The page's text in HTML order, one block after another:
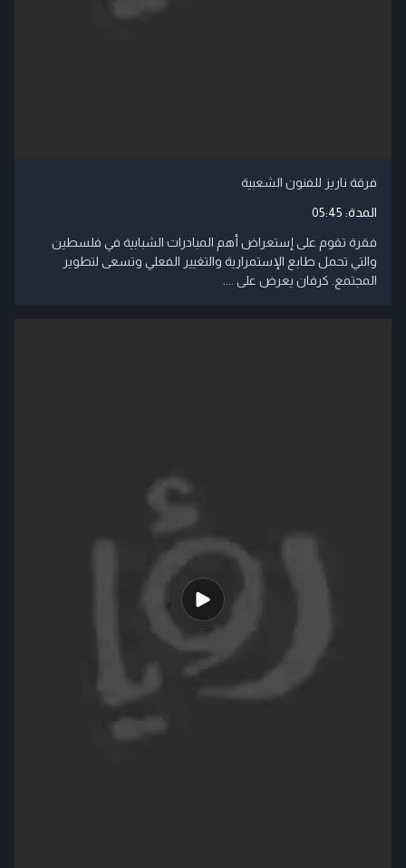
فرقة ناريز للفنون الشعبية
المدة: 05:45
فقرة تقوم على إستعراض أهم المبادرات الشبابية في فلسطين
والتي تحمل طابع الإستمرارية والتغيير الفعلي وتسعى لتطوير
المجتمع. كرفان يعرض على ....